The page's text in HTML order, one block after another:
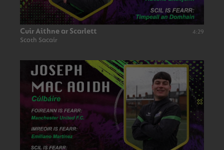
Cuir Aithne ar Scarlett
Scoth Sacair
4:29